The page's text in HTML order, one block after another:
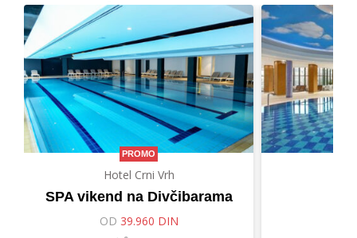
PROMO
Hotel Crni Vrh
SPA vikend na Divčibarama
OD 39.960 DIN